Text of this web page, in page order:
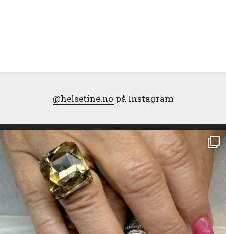
@helsetine.no på Instagram